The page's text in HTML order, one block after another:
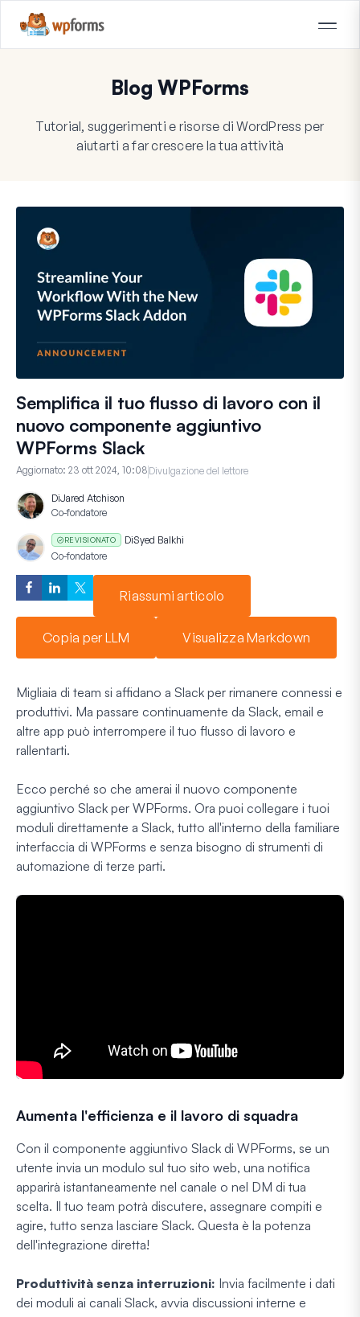
Blog WPForms
Tutorial, suggerimenti e risorse di WordPress per
aiutarti a far crescere la tua attività
Semplifica il tuo flusso di lavoro con il
nuovo componente aggiuntivo
WPForms Slack
Aggiornato: 23 ott 2024, 10:08 Divulgazione del lettore
DiJared Atchison
Co-fondatore
REVISIONATO DiSyed Balkhi
Co-fondatore
Riassumi articolo
Copia per LLM Visualizza Markdown
Migliaia di team si affidano a Slack per rimanere connessi e
produttivi. Ma passare continuamente da Slack, email e
altre app può interrompere il tuo flusso di lavoro e
rallentarti.
Ecco perché so che amerai il nuovo componente
aggiuntivo Slack per WPForms. Ora puoi collegare i tuoi
moduli direttamente a Slack, tutto all'interno della familiare
interfaccia di WPForms e senza bisogno di strumenti di
automazione di terze parti.
Aumenta l'efficienza e il lavoro di squadra
Con il componente aggiuntivo Slack di WPForms, se un
utente invia un modulo sul tuo sito web, una notifica
apparirà istantaneamente nel canale o nel DM di tua
scelta. Il tuo team potrà discutere, assegnare compiti e
agire, tutto senza lasciare Slack. Questa è la potenza
dell'integrazione diretta!
Produttività senza interruzioni: Invia facilmente i dati
dei moduli ai canali Slack, avvia discussioni interne e